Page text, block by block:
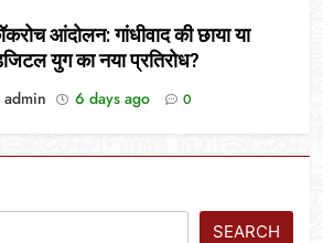
आंदोलन: गांधीवाद की छाया या
युग का नया प्रतिरोध?
admin
6 days ago 0
SEARCH